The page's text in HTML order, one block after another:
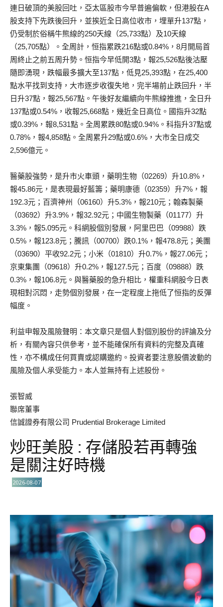
連日破頂的美股回吐，亞太區股市今早普遍偏軟，但港股在A
股支持下先跌後回升，並挨近全日高位收市，埋單升137點，
仍受制於俗稱牛熊線的250天線（25,733點）及10天線
（25,705點）。全周計，恒指累跌216點或0.84%，8月開局首
周終止之前五周升勢。恒指今早低開3點，報25,526點後沽壓
隨即湧現，跌幅最多擴大至137點，低見25,393點，在25,400
點水平找到支持，大市逐步收復失地，完半場前止跌回升，半
日升37點，報25,567點。午後好友繼續向牛熊線推進，全日升
137點或0.54%，收報25,668點，幾近全日高位。國指升32點
或0.39%，報8,531點。全周累跌80點或0.94%。科指升37點或
0.78%，報4,858點。全周累升29點或0.6%，大市全日成交
2,596億元。
醫藥股強勢，是升市火車頭，藥明生物（02269）升10.8%，
報45.86元，是表現最好藍籌；藥明康德（02359）升7%，報
192.3元；百濟神州（06160）升5.3%，報210元；翰森製藥
（03692）升3.9%，報32.92元；中國生物製藥（01177）升
3.3%，報5.095元。科網股個別發展，阿里巴巴（09988）跌
0.5%，報123.8元；騰訊（00700）跌0.1%，報478.8元；美團
（03690）平收92.2元；小米（01810）升0.7%，報27.06元；
京東集團（09618）升0.2%，報127.5元；百度（09888）跌
0.3%，報106.8元。與醫藥股的急升相比，權重科網股今日表
現相對沉悶，走勢個別發展，在一定程度上拖低了恒指的反彈
幅度。
利益申報及風險聲明：本文章只是個人對個別股份的評論及分
析，有關內容只供參考，並不能確保所有資料的完整及真確
性，亦不構成任何買賣或認購邀約。投資者要注意股價波動的
風險及個人承受能力。本人並無持有上述股份。
張智威
聯席董事
信誠證券有限公司 Prudential Brokerage Limited
炒旺美股 : 存儲股若再轉強
是關注好時機
2026-08-07